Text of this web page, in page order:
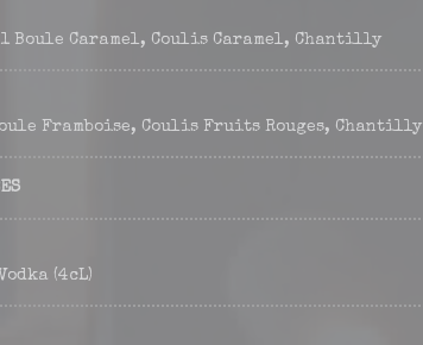
Boule Caramel, Coulis Caramel, Chantilly
Framboise, Coulis Fruits Rouges, Chantilly
(4cL)